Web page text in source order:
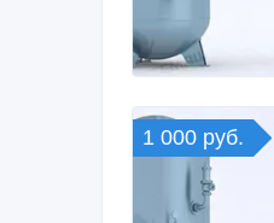
1 000 руб.